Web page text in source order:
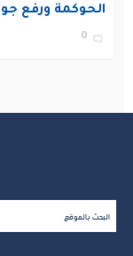
الحوكمة ورفع
التعليم في
0